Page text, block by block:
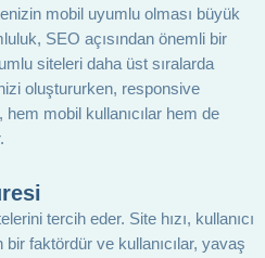
mobil uyumlu olması büyük
SEO açısından önemli bir
siteleri daha üst sıralarda
oluştururken, responsive
mobil kullanıcılar hem de
tercih eder. Site hızı, kullanıcı
faktördür ve kullanıcılar, yavaş